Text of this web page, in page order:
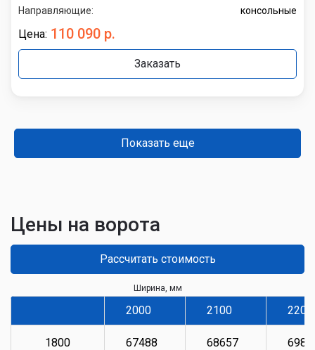
Направляющие:
консольные
Цена: 110 090 р.
Заказать
Показать еще
Цены на ворота
Рассчитать стоимость
Ширина, мм
2000 2100 2200
1800 67488 68657